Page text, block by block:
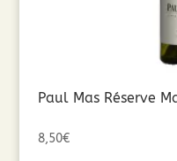
Paul Mas Réserve
8,50€